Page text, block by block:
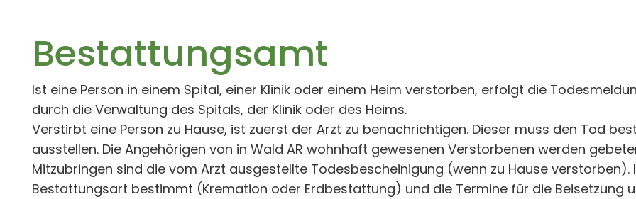
Bestattungsamt
Ist eine Person in einem Spital, einer Klinik oder einem Heim verstorben, erfolgt die
durch die Verwaltung des Spitals, der Klinik oder des Heims.
Verstirbt eine Person zu Hause, ist zuerst der Arzt zu benachrichtigen. Dieser muss den Tod
ausstellen. Die Angehörigen von in Wald AR wohnhaft gewesenen Verstorbenen werden
Mitzubringen sind die vom Arzt ausgestellte Todesbescheinigung (wenn zu Hause
Bestattungsart bestimmt (Kremation oder Erdbestattung) und die Termine für die Beisetzung